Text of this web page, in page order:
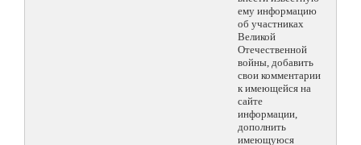
ему информацию
об участниках
Великой
Отечественной
войны, добавить
свои комментарии
к имеющейся на
сайте
информации,
дополнить
имеющуюся